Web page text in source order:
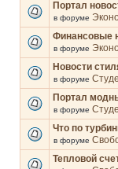
Портал
в форуме
Финансовые
в форуме
Новости
в форуме
Портал
в форуме
Что по
в форуме
Тепловой